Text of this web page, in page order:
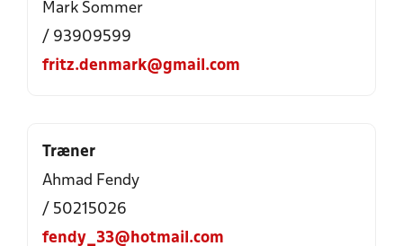
Mark Sommer
/ 93909599
fritz.denmark@gmail.com
Træner
Ahmad Fendy
/ 50215026
fendy_33@hotmail.com